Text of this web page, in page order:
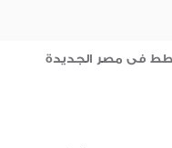
فى مصر الجديدة